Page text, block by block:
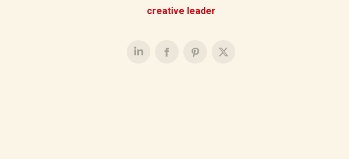
creative leader